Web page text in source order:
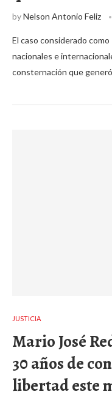
byNelson Antonio Feliz
El caso considerado como
nacionales e
consternación que
JUSTICIA
Mario José
30 años de
libertad este